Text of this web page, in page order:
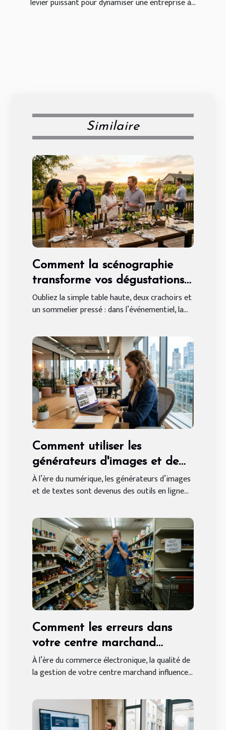
Similaire
Comment la scénographie
transforme vos dégustations
de vin événementielles
Oubliez la simple table haute, deux crachoirs et
un sommelier pressé : dans l’événementiel, la...
Comment utiliser les
générateurs d'images et de
textes en ligne gratuitement
?
À l’ère du numérique, les générateurs d’images
et de textes sont devenus des outils en ligne...
Comment les erreurs dans
votre centre marchand
peuvent affecter vos ventes
en ligne ?
À l’ère du commerce électronique, la qualité de
la gestion de votre centre marchand influence...